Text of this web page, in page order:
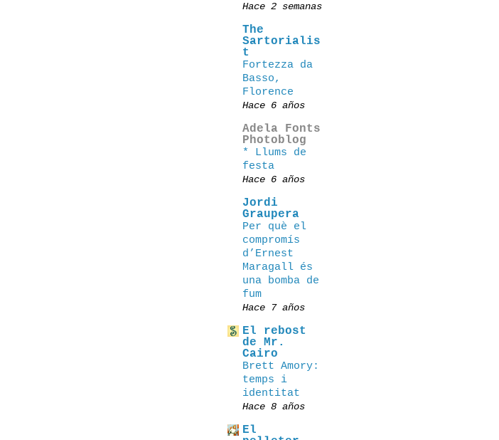
Hace 2 semanas
The
Sartorialis
t
Fortezza da
Basso,
Florence
Hace 6 años
Adela Fonts
Photoblog
* Llums de
festa
Hace 6 años
Jordi
Graupera
Per què el
compromís
d’Ernest
Maragall és
una bomba de
fum
Hace 7 años
El rebost
de Mr.
Cairo
Brett Amory:
temps i
identitat
Hace 8 años
El